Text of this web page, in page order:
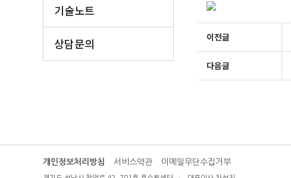
기술노트
상담문의 이전글
다음글
개인정보처리방침 서비스약관 이메일무단수집거부